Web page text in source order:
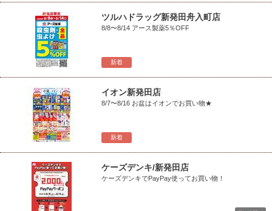
新着
ツルハドラッグ新発田舟入町店
8/8〜8/14 アース製薬5％OFF
新着
イオン新発田店
8/7〜8/16 お盆はイオンでお買い物★
ケーズデンキ/新発田店
ケーズデンキでPayPay使ってお買い物！